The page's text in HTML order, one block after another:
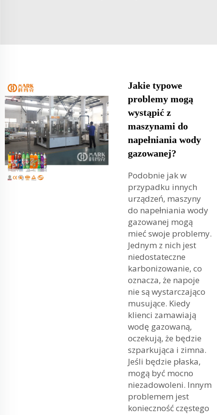
Jakie typowe
problemy mogą
wystąpić z
maszynami do
napełniania wody
gazowanej?
Podobnie jak w
przypadku innych
urządzeń, maszyny
do napełniania wody
gazowanej mogą
mieć swoje problemy.
Jednym z nich jest
niedostateczne
karbonizowanie, co
oznacza, że napoje
nie są wystarczająco
musujące. Kiedy
klienci zamawiają
wodę gazowaną,
oczekują, że będzie
szparkująca i zimna.
Jeśli będzie płaska,
mogą być mocno
niezadowoleni. Innym
problemem jest
konieczność częstego